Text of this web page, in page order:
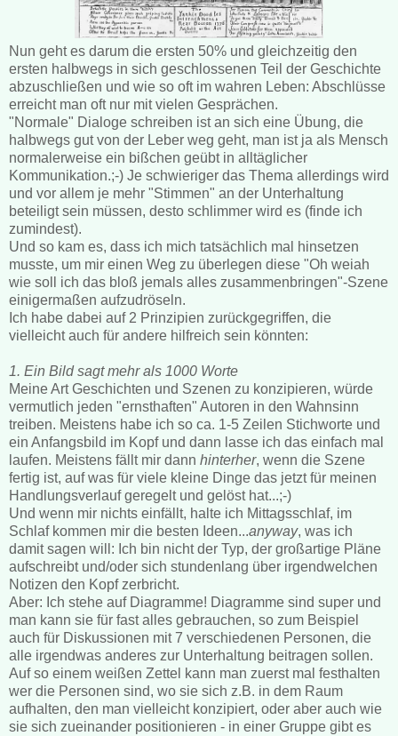
Nun geht es darum die ersten 50% und gleichzeitig den
ersten halbwegs in sich geschlossenen Teil der Geschichte
abzuschließen und wie so oft im wahren Leben: Abschlüsse
erreicht man oft nur mit vielen Gesprächen.
"Normale" Dialoge schreiben ist an sich eine Übung, die
halbwegs gut von der Leber weg geht, man ist ja als Mensch
normalerweise ein bißchen geübt in alltäglicher
Kommunikation.;-) Je schwieriger das Thema allerdings wird
und vor allem je mehr "Stimmen" an der Unterhaltung
beteiligt sein müssen, desto schlimmer wird es (finde ich
zumindest).
Und so kam es, dass ich mich tatsächlich mal hinsetzen
musste, um mir einen Weg zu überlegen diese "Oh weiah
wie soll ich das bloß jemals alles zusammenbringen"-Szene
einigermaßen aufzudröseln.
Ich habe dabei auf 2 Prinzipien zurückgegriffen, die
vielleicht auch für andere hilfreich sein könnten:
1. Ein Bild sagt mehr als 1000 Worte
Meine Art Geschichten und Szenen zu konzipieren, würde
vermutlich jeden "ernsthaften" Autoren in den Wahnsinn
treiben. Meistens habe ich so ca. 1-5 Zeilen Stichworte und
ein Anfangsbild im Kopf und dann lasse ich das einfach mal
laufen. Meistens fällt mir dann hinterher, wenn die Szene
fertig ist, auf was für viele kleine Dinge das jetzt für meinen
Handlungsverlauf geregelt und gelöst hat...;-)
Und wenn mir nichts einfällt, halte ich Mittagsschlaf, im
Schlaf kommen mir die besten Ideen...anyway, was ich
damit sagen will: Ich bin nicht der Typ, der großartige Pläne
aufschreibt und/oder sich stundenlang über irgendwelchen
Notizen den Kopf zerbricht.
Aber: Ich stehe auf Diagramme! Diagramme sind super und
man kann sie für fast alles gebrauchen, so zum Beispiel
auch für Diskussionen mit 7 verschiedenen Personen, die
alle irgendwas anderes zur Unterhaltung beitragen sollen.
Auf so einem weißen Zettel kann man zuerst mal festhalten
wer die Personen sind, wo sie sich z.B. in dem Raum
aufhalten, den man vielleicht konzipiert, oder aber auch wie
sie sich zueinander positionieren - in einer Gruppe gibt es